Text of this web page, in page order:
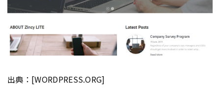
出典：[WORDPRESS.ORG]